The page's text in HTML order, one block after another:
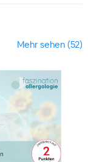
Mehr sehen (52)